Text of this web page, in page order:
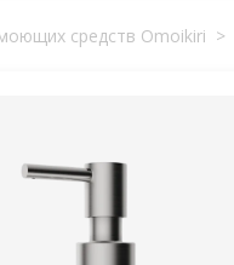
средств Omoikiri >